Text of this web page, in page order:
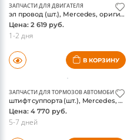
ЗАПЧАСТИ ДЛЯ ДВИГАТЕЛЯ
эл провод (шт.), Mercedes, оригинал
Цена: 2 619 руб.
1-2 дня
В КОРЗИНУ
ЗАПЧАСТИ ДЛЯ ТОРМОЗОВ АВТОМОБИЛЯ
штифт суппорта (шт.), Mercedes, оригинал
Цена: 4 770 руб.
5-7 дней